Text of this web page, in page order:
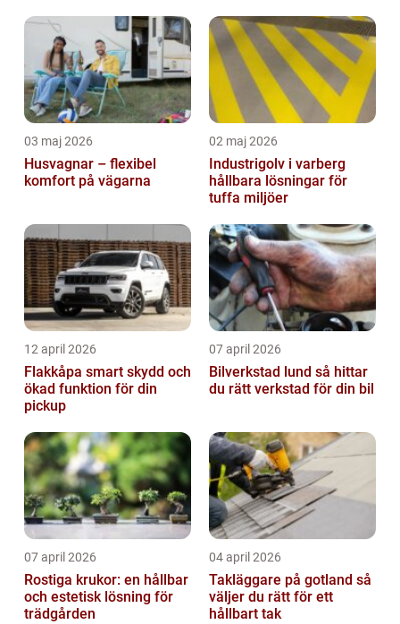
03 maj 2026
Husvagnar – flexibel
komfort på vägarna
02 maj 2026
Industrigolv i varberg
hållbara lösningar för
tuffa miljöer
12 april 2026
Flakkåpa smart skydd och
ökad funktion för din
pickup
07 april 2026
Bilverkstad lund så hittar
du rätt verkstad för din bil
07 april 2026
Rostiga krukor: en hållbar
och estetisk lösning för
trädgården
04 april 2026
Takläggare på gotland så
väljer du rätt för ett
hållbart tak